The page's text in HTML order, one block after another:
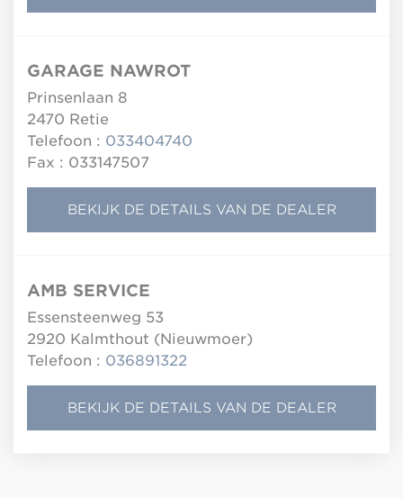
GARAGE NAWROT
Prinsenlaan 8
2470 Retie
Telefoon : 033404740
Fax : 033147507
BEKIJK DE DETAILS VAN DE DEALER
AMB SERVICE
Essensteenweg 53
2920 Kalmthout (Nieuwmoer)
Telefoon : 036891322
BEKIJK DE DETAILS VAN DE DEALER